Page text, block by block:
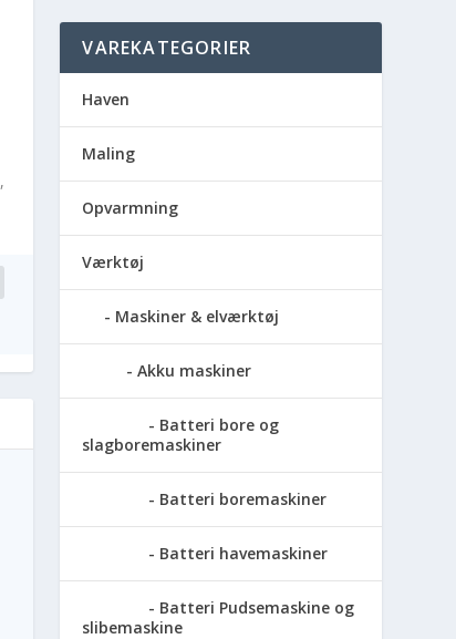
,
VAREKATEGORIER
Haven
Maling
Opvarmning
Værktøj
Maskiner & elværktøj
Akku maskiner
Batteri bore og
slagboremaskiner
Batteri boremaskiner
Batteri havemaskiner
Batteri Pudsemaskine og
slibemaskine